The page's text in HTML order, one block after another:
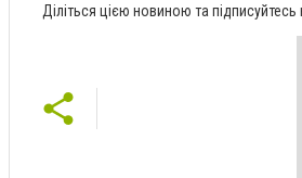
Діліться цією новиною та підписуйтесь